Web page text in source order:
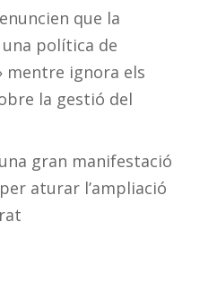
que la
política de
mentre ignora els
la gestió del
gran manifestació
aturar l’ampliació